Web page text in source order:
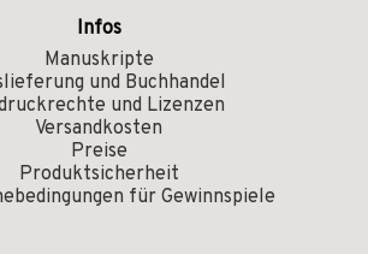
Infos
Manuskripte
und Buchhandel
und Lizenzen
Versandkosten
Preise
Produktsicherheit
für Gewinnspiele